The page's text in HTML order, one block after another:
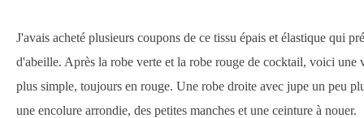
J'avais acheté plusieurs coupons de ce tissu épais et élastique qui
d'abeille. Après la robe verte et la robe rouge de cocktail, voici une
plus simple, toujours en rouge. Une robe droite avec jupe un peu
une encolure arrondie, des petites manches et une ceinture à nouer.